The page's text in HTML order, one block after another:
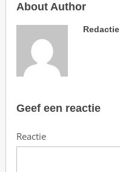
About Author
Redactie
Geef een reactie
Reactie